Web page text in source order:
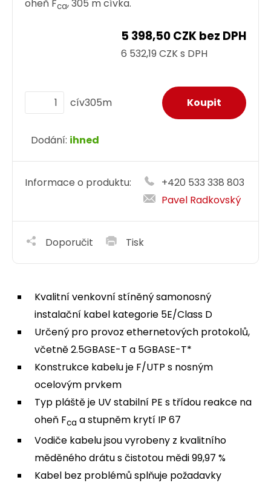
oheň Fca, 305 m cívka.
5 398,50 CZK bez DPH
6 532,19 CZK s DPH
cív305m
Dodání: ihned
Informace o produktu:
+420 533 338 803
Pavel Radkovský
Doporučit Tisk
Kvalitní venkovní stíněný samonosný
instalační kabel kategorie 5E/Class D
Určený pro provoz ethernetových protokolů,
včetně 2.5GBASE-T a 5GBASE-T*
Konstrukce kabelu je F/UTP s nosným
ocelovým prvkem
Typ pláště je UV stabilní PE s třídou reakce na
oheň Fca a stupněm krytí IP 67
Vodiče kabelu jsou vyrobeny z kvalitního
měděného drátu s čistotou mědi 99,97 %
Kabel bez problémů splňuje požadavky